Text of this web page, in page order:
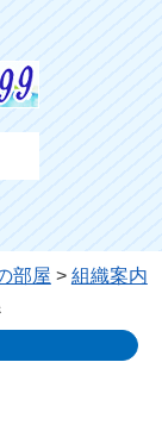
部屋 > 組織案内